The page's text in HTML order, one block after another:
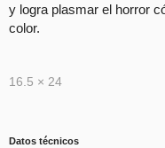
y logra plasmar el horror
color.
16.5 × 24
Datos técnicos